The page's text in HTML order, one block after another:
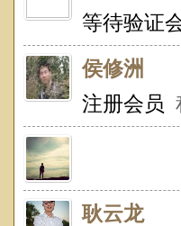
等待验证
侯修洲
注册会员
耿云龙